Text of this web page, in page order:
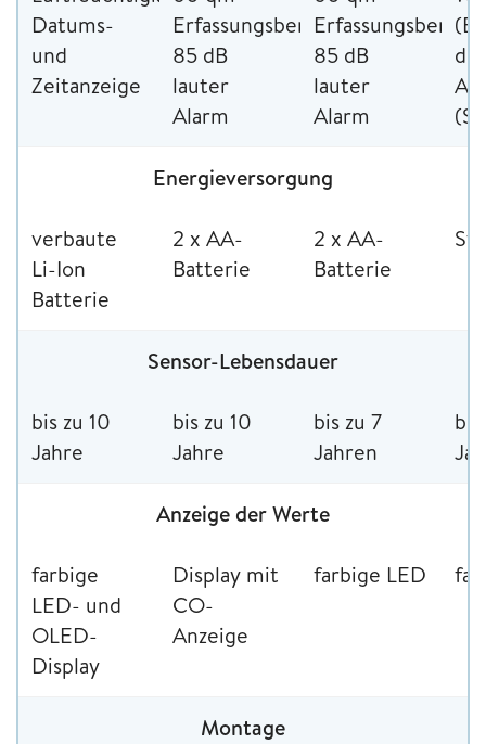
Datums-
und
Zeitanzeige
Erfassungsbereich,
85 dB
lauter
Alarm
85 dB
lauter
Alarm
Energieversorgung
verbaute
Li-Ion
Batterie
2 x AA-
Batterie
2 x AA-
Batterie
Sensor-Lebensdauer
bis zu 10
Jahre
bis zu 10
Jahre
bis zu 7
Jahren
Anzeige der Werte
farbige
LED- und
OLED-
Display
Display mit
CO-
Anzeige
farbige LED
Montage